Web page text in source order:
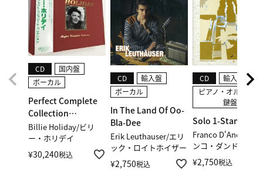
MARCAL PERRAMON / マル
サル・ぺラモン
WAITING
CD
輸入盤
サックス・木管
2,750税込
Billie Holiday/ビリ
ー・ホリデイ
Perfect Complete
Collection
Box(12CD)
CD
国内盤
ボーカル
¥30,240税込
Erik Leuthauser/エリ
ック・ロイトホイザー
In The Land Of Oo-
Bla-Dee
CD
輸入盤
ボーカル
¥2,750税込
Franco D'Andrea/
ンコ・ダンドレア
Solo 1-Standards
CD
輸入盤
ピアノ・オルガン・
鍵盤
¥2,750税込